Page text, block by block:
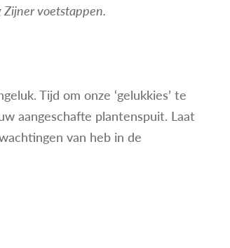
voetstappen.
Tijd om onze ‘gelukkies’ te
aangeschafte plantenspuit. Laat
van heb in de